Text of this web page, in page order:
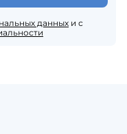
данных и с